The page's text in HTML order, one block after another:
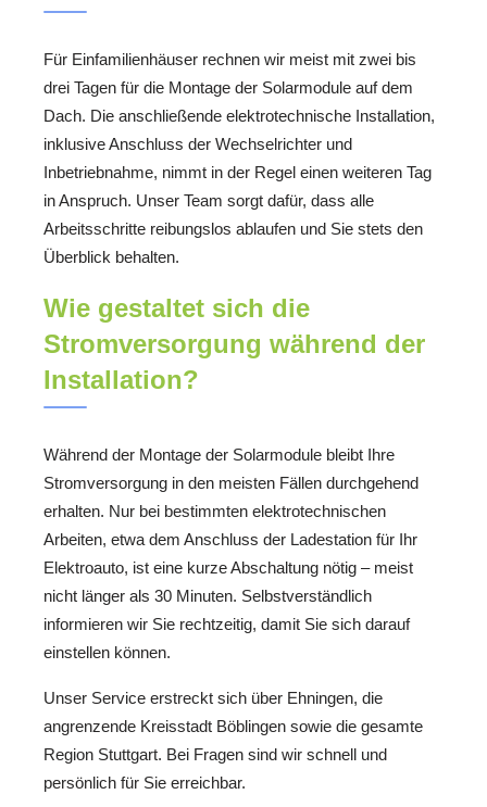
Für Einfamilienhäuser rechnen wir meist mit zwei bis
drei Tagen für die Montage der Solarmodule auf dem
Dach. Die anschließende elektrotechnische Installation,
inklusive Anschluss der Wechselrichter und
Inbetriebnahme, nimmt in der Regel einen weiteren Tag
in Anspruch. Unser Team sorgt dafür, dass alle
Arbeitsschritte reibungslos ablaufen und Sie stets den
Überblick behalten.
Wie gestaltet sich die
Stromversorgung während der
Installation?
Während der Montage der Solarmodule bleibt Ihre
Stromversorgung in den meisten Fällen durchgehend
erhalten. Nur bei bestimmten elektrotechnischen
Arbeiten, etwa dem Anschluss der Ladestation für Ihr
Elektroauto, ist eine kurze Abschaltung nötig – meist
nicht länger als 30 Minuten. Selbstverständlich
informieren wir Sie rechtzeitig, damit Sie sich darauf
einstellen können.
Unser Service erstreckt sich über Ehningen, die
angrenzende Kreisstadt Böblingen sowie die gesamte
Region Stuttgart. Bei Fragen sind wir schnell und
persönlich für Sie erreichbar.